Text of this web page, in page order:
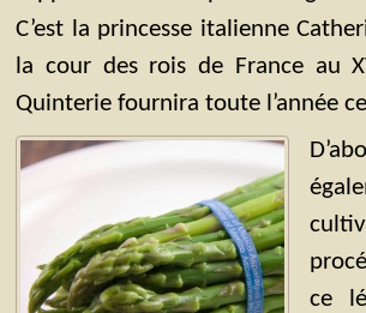
C’est la princesse italienne
la cour des rois de France au
Quinterie fournira toute l’année
ce